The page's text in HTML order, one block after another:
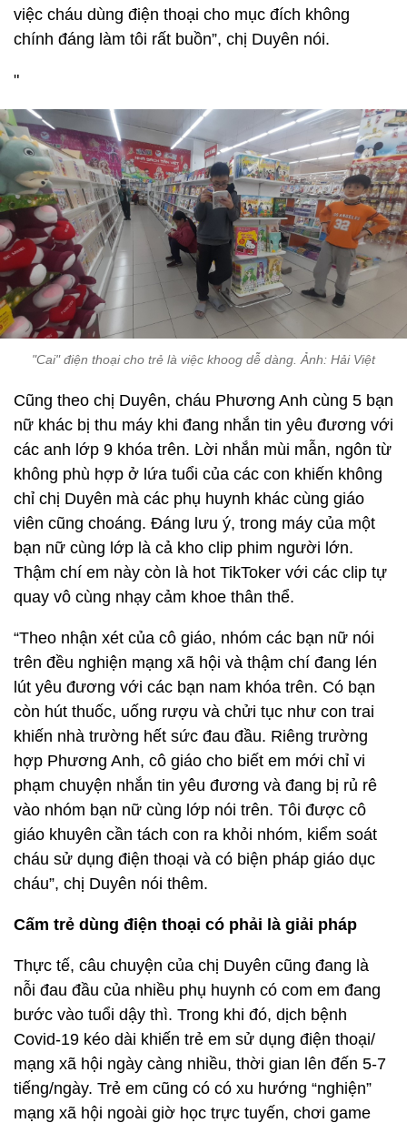
việc cháu dùng điện thoại cho mục đích không
chính đáng làm tôi rất buồn”, chị Duyên nói.
"
"Cai" điện thoại cho trẻ là việc khoog dễ dàng. Ảnh: Hải Việt
Cũng theo chị Duyên, cháu Phương Anh cùng 5 bạn
nữ khác bị thu máy khi đang nhắn tin yêu đương với
các anh lớp 9 khóa trên. Lời nhắn mùi mẫn, ngôn từ
không phù hợp ở lứa tuổi của các con khiến không
chỉ chị Duyên mà các phụ huynh khác cùng giáo
viên cũng choáng. Đáng lưu ý, trong máy của một
bạn nữ cùng lớp là cả kho clip phim người lớn.
Thậm chí em này còn là hot TikToker với các clip tự
quay vô cùng nhạy cảm khoe thân thể.
“Theo nhận xét của cô giáo, nhóm các bạn nữ nói
trên đều nghiện mạng xã hội và thậm chí đang lén
lút yêu đương với các bạn nam khóa trên. Có bạn
còn hút thuốc, uống rượu và chửi tục như con trai
khiến nhà trường hết sức đau đầu. Riêng trường
hợp Phương Anh, cô giáo cho biết em mới chỉ vi
phạm chuyện nhắn tin yêu đương và đang bị rủ rê
vào nhóm bạn nữ cùng lớp nói trên. Tôi được cô
giáo khuyên cần tách con ra khỏi nhóm, kiểm soát
cháu sử dụng điện thoại và có biện pháp giáo dục
cháu”, chị Duyên nói thêm.
Cấm trẻ dùng điện thoại có phải là giải pháp
Thực tế, câu chuyện của chị Duyên cũng đang là
nỗi đau đầu của nhiều phụ huynh có com em đang
bước vào tuổi dậy thì. Trong khi đó, dịch bệnh
Covid-19 kéo dài khiến trẻ em sử dụng điện thoại/
mạng xã hội ngày càng nhiều, thời gian lên đến 5-7
tiếng/ngày. Trẻ em cũng có có xu hướng “nghiện”
mạng xã hội ngoài giờ học trực tuyến, chơi game